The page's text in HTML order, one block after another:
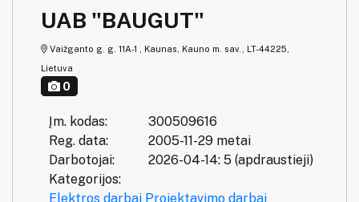
UAB "BAUGUT"
Vaižganto g. g. 11A-1 , Kaunas, Kauno m. sav., LT-44225,
Lietuva
0
Įm. kodas:
300509616
Reg. data:
2005-11-29 metai
Darbotojai:
2026-04-14: 5 (apdraustieji)
Kategorijos:
Elektros darbai Projektavimo darbai